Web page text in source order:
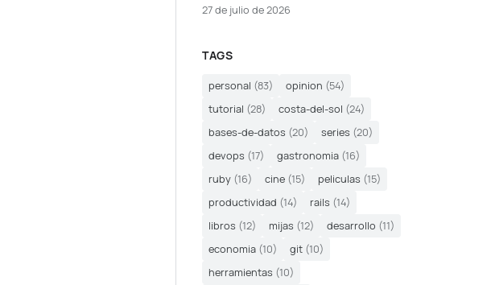
27 de julio de 2026
TAGS
personal (83) opinion (54)
tutorial (28) costa-del-sol (24)
bases-de-datos (20) series (20)
devops (17) gastronomia (16)
ruby (16) cine (15) peliculas (15)
productividad (14) rails (14)
libros (12) mijas (12) desarrollo (11)
economia (10) git (10)
herramientas (10)